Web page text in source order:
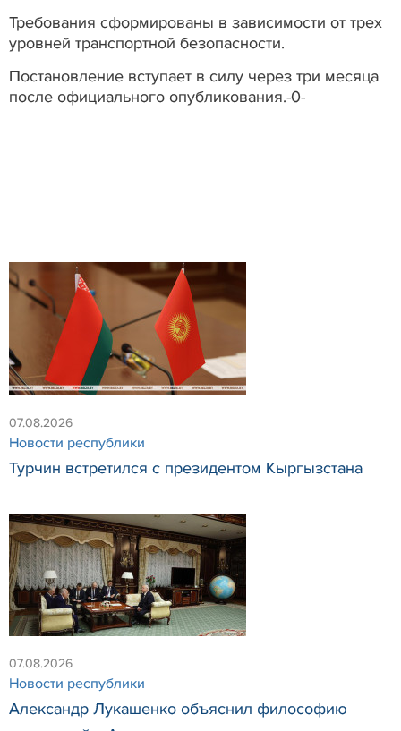
Требования сформированы в зависимости от трех
уровней транспортной безопасности.
Постановление вступает в силу через три месяца
после официального опубликования.-0-
07.08.2026
Новости республики
Турчин встретился с президентом Кыргызстана
07.08.2026
Новости республики
Александр Лукашенко объяснил философию